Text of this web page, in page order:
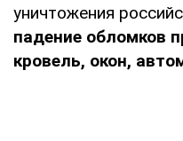
уничтожения
падение обломков
кровель, окон,